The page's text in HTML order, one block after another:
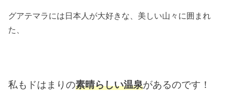
グアテマラには日本人が大好きな、美しい山々に囲まれ
た、
私もドはまりの素晴らしい温泉があるのです！